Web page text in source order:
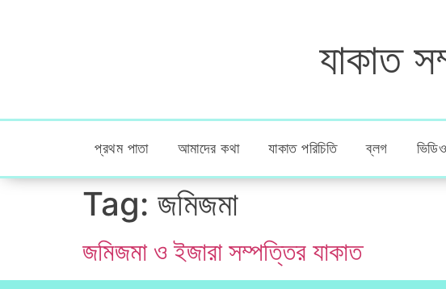
যাকাত
প্রথম পাতা আমাদের কথা যাকাত পরিচিতি ব্লগ ভিডিও
Tag: জমিজমা
জমিজমা ও ইজারা সম্পত্তির যাকাত